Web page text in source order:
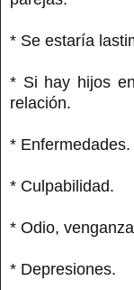
* Se estaría
* Si hay hijos
relación.
* Enfermedades.
* Culpabilidad.
* Odio,
* Depresiones.